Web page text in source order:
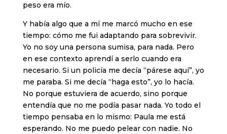
peso era mío.
Y había algo que a mí me marcó mucho en ese
tiempo: cómo me fui adaptando para sobrevivir.
Yo no soy una persona sumisa, para nada. Pero
en ese contexto aprendí a serlo cuando era
necesario. Si un policía me decía “párese aquí”, yo
me paraba. Si me decía “haga esto”, yo lo hacía.
No porque estuviera de acuerdo, sino porque
entendía que no me podía pasar nada. Yo todo el
tiempo pensaba en lo mismo: Paula me está
esperando. No me puedo pelear con nadie. No